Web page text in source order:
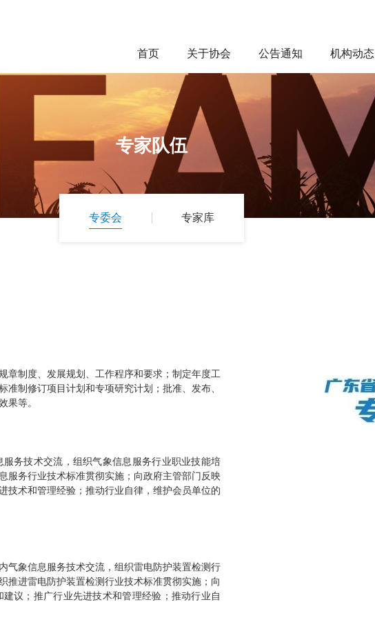
首页 关于协会
协会简介
协会章程
组织架构
公告通知 机构动态
新闻动态
红色教育
专家队伍
专委会 专家库
章制度、发展规划、工作程序和要求；制定年度工
制修订项目计划和专项研究计划；批准、发布、
果等。
务技术交流，组织气象信息服务行业职业技能培
服务行业技术标准贯彻实施；向政府主管部门反映
技术和管理经验；推动行业自律，维护会员单位的
气象信息服务技术交流，组织雷电防护装置检测行
推进雷电防护装置检测行业技术标准贯彻实施；向
议；推广行业先进技术和管理经验；推动行业自